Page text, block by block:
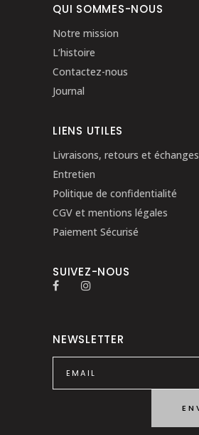
QUI SOMMES-NOUS
Notre mission
L’histoire
Contactez-nous
Journal
LIENS UTILES
Livraisons, retours et échanges
Entretien
Politique de confidentialité
CGV et mentions légales
Paiement Sécurisé
SUIVEZ-NOUS
NEWSLETTER